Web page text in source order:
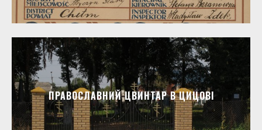
ПРАВОСЛАВНИЙ ЦВИНТАР В ЦИЦОВІ